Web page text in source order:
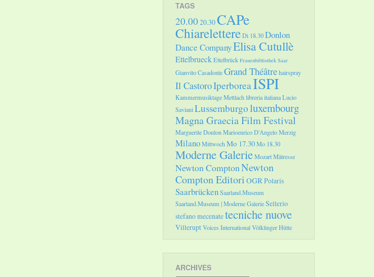
TAGS
20.00 20.30CAPe
ChiarelettereDi 18.30Donlon
Dance CompanyElisa Cutullè
EttelbrueckEttelbrück Frauenbibliothek Saar
Gianvito CasadonteGrand Théâtrehairspray
Il CastoroIperboreaISPI
Kammermusiktage Mettlachlibreria italianaLucio
SavianiLussemburgoluxembourg
Magna Graecia Film Festival
Marguerite DonlonMarioenrico D'AngeloMerzig
MilanoMittwochMo 17.30Mo 18.30
Moderne GalerieMozartMätresse
Newton ComptonNewton
Compton Editori OGRPolaris
SaarbrückenSaarland.Museum
Saarland.Museum | Moderne GalerieSellerio
stefano mecenatetecniche nuove
VilleruptVoices InternationalVölklinger Hütte
ARCHIVES